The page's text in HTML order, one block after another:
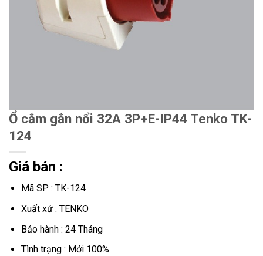
Ổ cắm gắn nổi 32A 3P+E-IP44 Tenko TK-
124
Giá bán :
Mã SP : TK-124
Xuất xứ : TENKO
Bảo hành : 24 Tháng
Tình trạng : Mới 100%